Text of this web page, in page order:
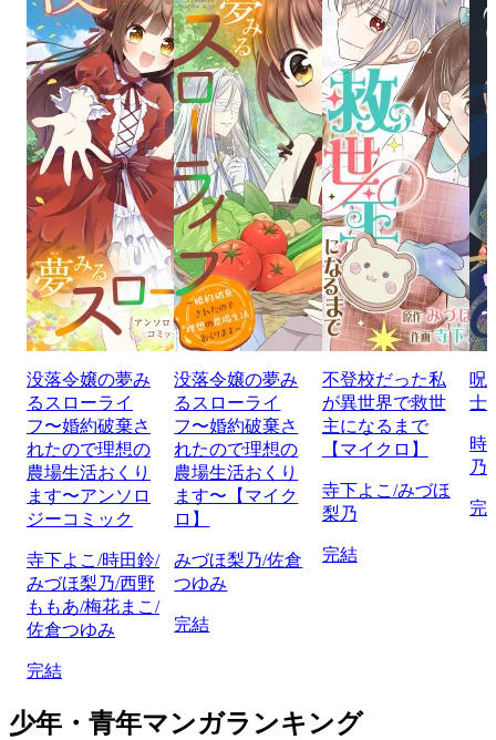
没落令嬢の夢み
るスローライ
フ〜婚約破棄さ
れたので理想の
農場生活おくり
ます〜アンソロ
ジーコミック
寺下よこ/時田鈴/
みづほ梨乃/西野
ももあ/梅花まこ/
佐倉つゆみ
完結
没落令嬢の夢み
るスローライ
フ〜婚約破棄さ
れたので理想の
農場生活おくり
ます〜【マイク
ロ】
みづほ梨乃/佐倉
つゆみ
完結
不登校だった私
が異世界で救世
主になるまで
【マイクロ】
寺下よこ/みづほ
梨乃
完結
呪
士
時
乃
完
少年・青年マンガランキング